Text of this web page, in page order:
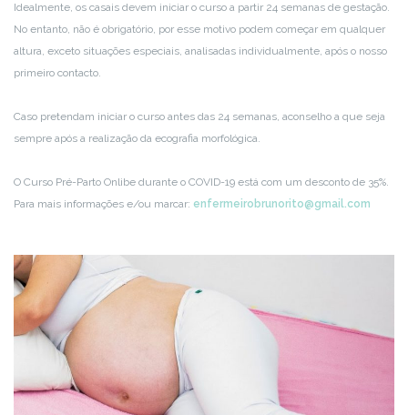
Idealmente, os casais devem iniciar o curso a partir 24 semanas de gestação.
No entanto, não é obrigatório, por esse motivo podem começar em qualquer
altura, exceto situações especiais, analisadas individualmente, após o nosso
primeiro contacto.
Caso pretendam iniciar o curso antes das 24 semanas, aconselho a que seja
sempre após a realização da ecografia morfológica.
O Curso Pré-Parto Onlibe durante o COVID-19 está com um desconto de 35%.
Para mais informações e/ou marcar: enfermeirobrunorito@gmail.com